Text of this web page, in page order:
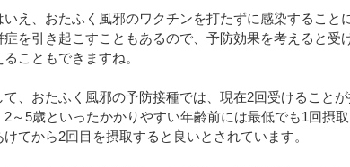
いえ、おたふく風邪のワクチンを打たずに感染すること
症を引き起こすこともあるので、予防効果を考えると受
ることもできますね。
て、おたふく風邪の予防接種では、現在2回受けること
2～5歳といったかかりやすい年齢前には最低でも1回摂
けてから2回目を摂取すると良いとされています。